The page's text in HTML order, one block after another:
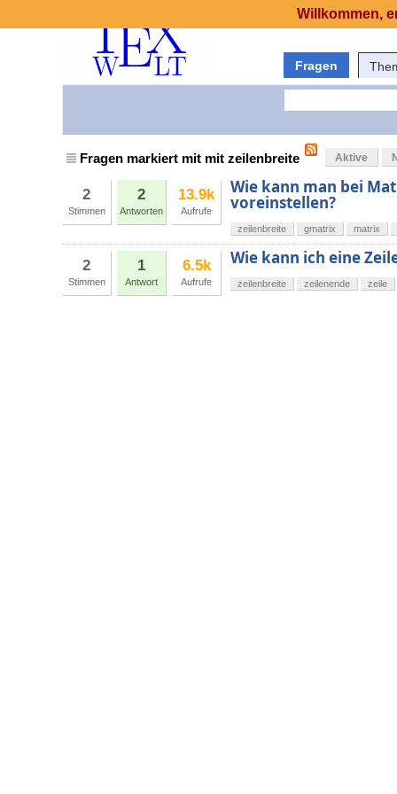
Fragen
Fragen markiert mit mit zeilenbreite Aktive
2
Stimmen
2
Antworten
13.9k
Aufrufe
Wie kann man bei
voreinstellen?
zeilenbreite gmatrix matrix
2
Stimmen
1
Antwort
6.5k
Aufrufe
Wie kann ich eine
zeilenbreite zeilenende zeile
Willkommen,